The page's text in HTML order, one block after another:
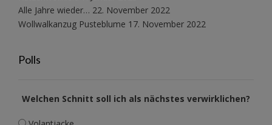
Alle Jahre wieder… 22. November 2022
Wollwalkanzug Pusteblume 17. November 2022
Polls
Welchen Schnitt soll ich als nächstes verwirklichen?